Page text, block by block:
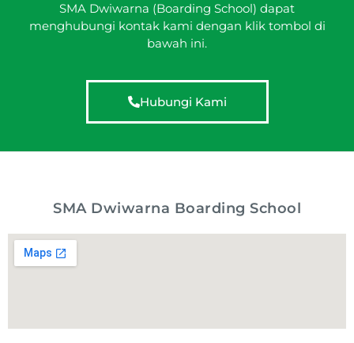
SMA Dwiwarna (Boarding School) dapat
menghubungi kontak kami dengan klik tombol di
bawah ini.
Hubungi Kami
SMA Dwiwarna Boarding School